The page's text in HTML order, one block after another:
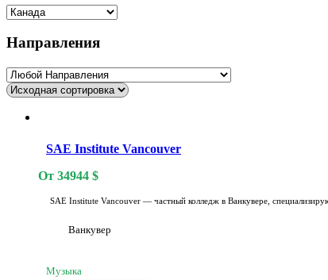
Направления
SAE Institute Vancouver
От 34944 $
SAE Institute Vancouver — частный колледж в Ванкувере,
Ванкувер
Музыка